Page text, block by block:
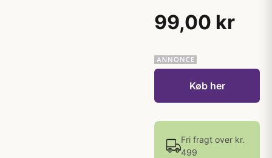
99,00 kr
Køb her
Fri fragt over kr.
499